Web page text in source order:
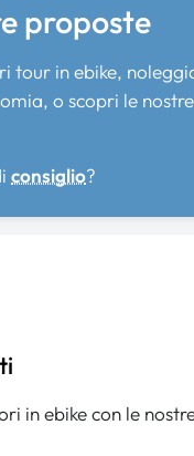
proposte
tour in ebike,
o scopri le
consiglio?
in ebike con le